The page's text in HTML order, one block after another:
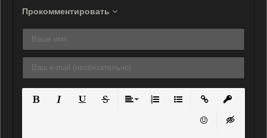
Прокомментировать
Нумерованный список
Маркированный
Вставить ссылку
Вставить